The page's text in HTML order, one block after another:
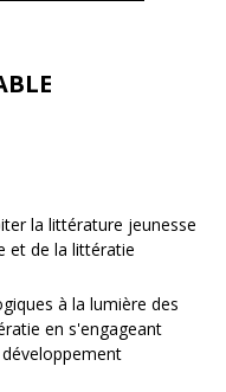
la littérature jeunesse
et de la littératie
à la lumière des
en s'engageant